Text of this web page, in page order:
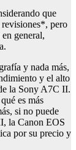
que
pero
general,
y nada más,
y el alto
la Sony A7C II.
es más
si no puede
la Canon EOS
por su precio y